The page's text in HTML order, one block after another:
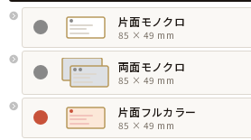
片面モノクロ
85 × 49 mm
両面モノクロ
85 × 49 mm
片面フルカラー
85 × 49 mm